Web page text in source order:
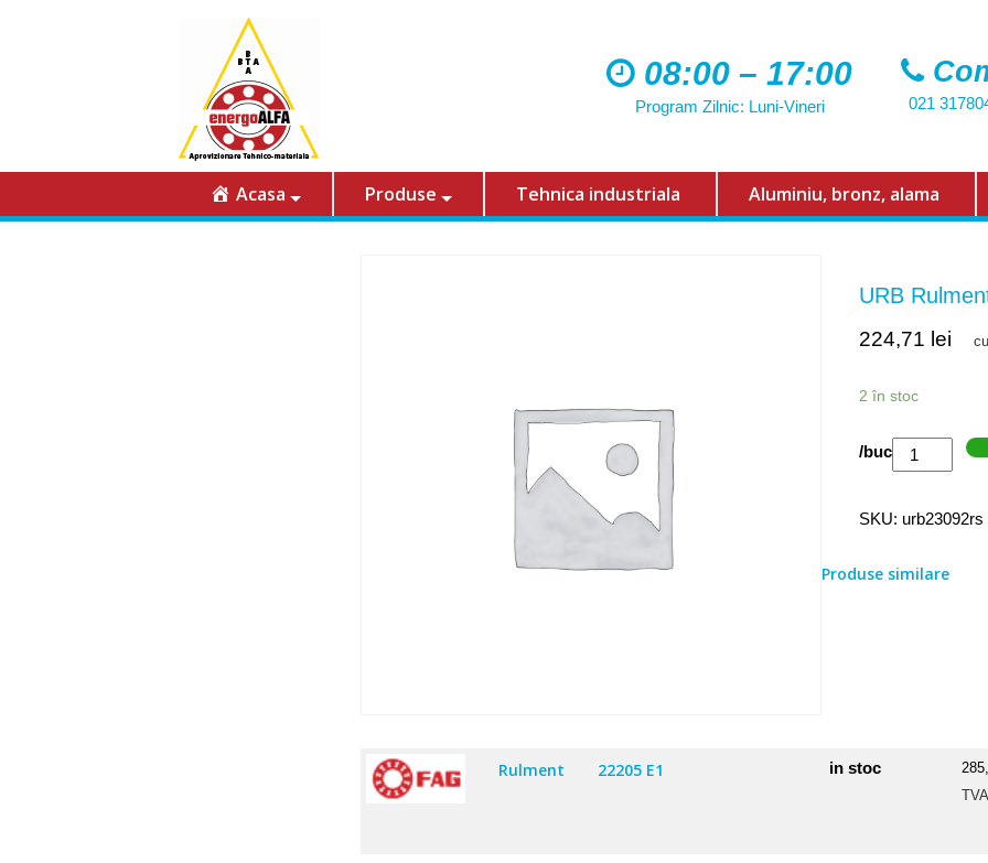
08:00 – 17:00
Program Zilnic: Luni-Vineri 021
Acasa Produse Tehnica industriala Aluminiu, bronz, alama
URB
224,71 lei
2 în stoc
Cantitate
URB
/buc
SKU: urb23092rs
Produse similare
Rulment 22205 E1 in stoc
TVA